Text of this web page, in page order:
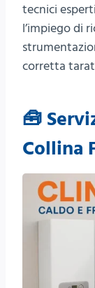
tecnici
l’impiego di
corretta
🧰
Collina